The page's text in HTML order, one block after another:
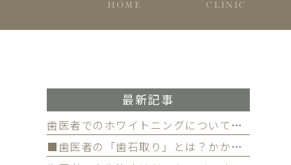
HOME CLINIC
最新記事
歯医者でのホワイトニングについて徹底解
■歯医者の「歯石取り」とは？かかる費用について